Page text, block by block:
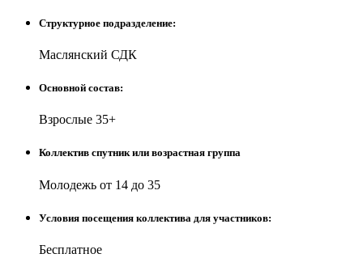
Структурное подразделение:
Маслянский СДК
Основной состав:
Взрослые 35+
Коллектив спутник или возрастная группа
Молодежь от 14 до 35
Условия посещения коллектива для участников:
Бесплатное